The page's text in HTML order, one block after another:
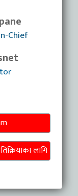
Chief
लागि